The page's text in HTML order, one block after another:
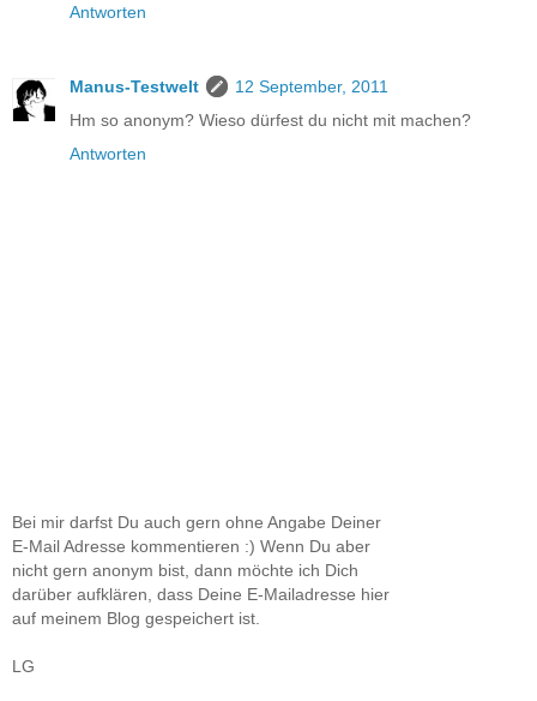
Antworten
Manus-Testwelt
12 September, 2011
Hm so anonym? Wieso dürfest du nicht mit machen?
Antworten
Bei mir darfst Du auch gern ohne Angabe Deiner
E-Mail Adresse kommentieren :) Wenn Du aber
nicht gern anonym bist, dann möchte ich Dich
darüber aufklären, dass Deine E-Mailadresse hier
auf meinem Blog gespeichert ist.
LG